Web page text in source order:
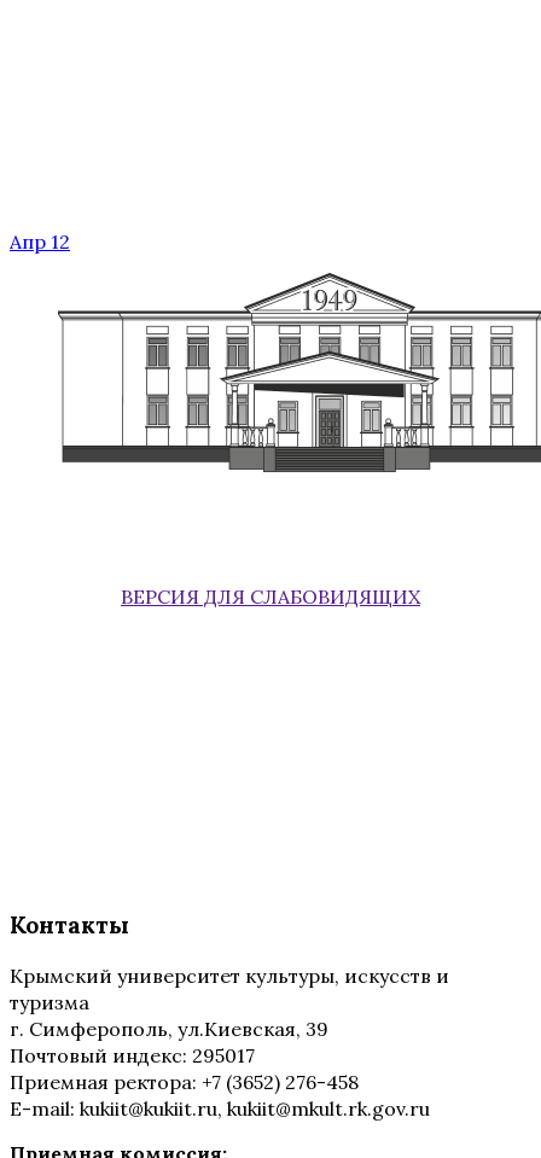
Апр 12
ВЕРСИЯ ДЛЯ СЛАБОВИДЯЩИХ
Контакты
Крымский университет культуры, искусств и
туризма
г. Симферополь, ул.Киевская, 39
Почтовый индекс: 295017
Приемная ректора: +7 (3652) 276-458
E-mail: kukiit@kukiit.ru, kukiit@mkult.rk.gov.ru